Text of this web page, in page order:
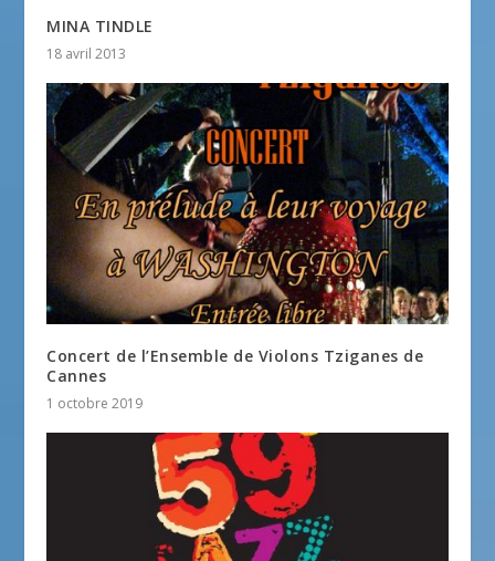
MINA TINDLE
18 avril 2013
Concert de l’Ensemble de Violons Tziganes de
Cannes
1 octobre 2019